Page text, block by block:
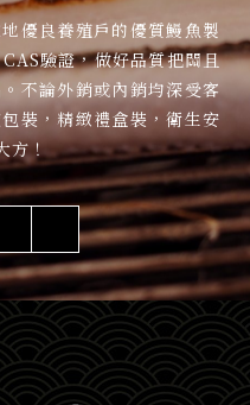
優良養殖戶的優質鰻魚製
驗證，做好品質把關且
不論外銷或內銷均深受客
裝，精緻禮盒裝，衛生安
方！